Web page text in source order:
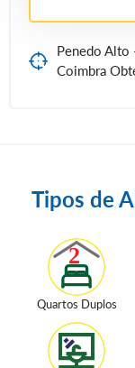
Penedo Alto
Coimbra
Tipos de
Quartos Duplos